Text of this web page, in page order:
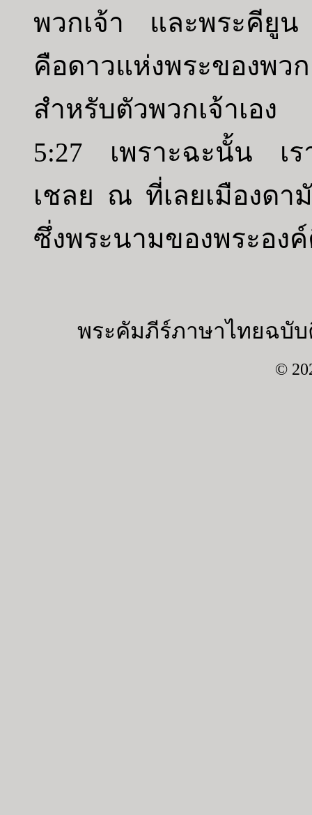
พวกเจ้า และพระคียูน
คือดาวแห่งพระของ
สำหรับตัวพวกเจ้าเอง
5:27 เพราะฉะนั้น เร
เชลย ณ ที่เลยเมืองดา
ซึ่งพระนามของพระอง
พระคัมภีร์ภาษาไทยฉบับ
©